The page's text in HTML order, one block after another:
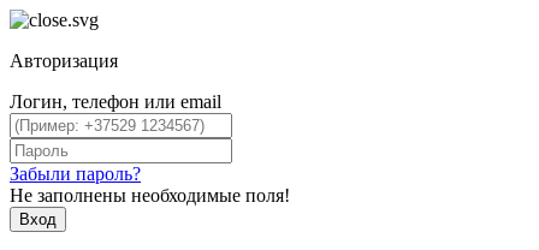
Авторизация
Логин, телефон или email
Забыли пароль?
Не заполнены необходимые поля!
Вход